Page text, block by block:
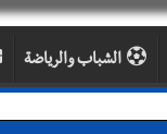
الشباب والرياضة